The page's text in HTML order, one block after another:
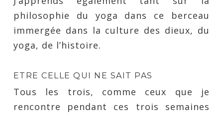
philosophie du yoga dans ce berceau
immergée dans la culture des dieux, du
yoga, de l’histoire.
ETRE CELLE QUI NE SAIT PAS
Tous les trois, comme ceux que je
rencontre pendant ces trois semaines